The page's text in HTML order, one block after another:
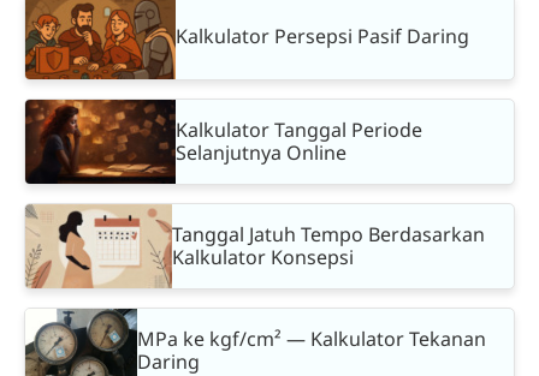
Kalkulator Persepsi Pasif Daring
Kalkulator Tanggal Periode
Selanjutnya Online
Tanggal Jatuh Tempo Berdasarkan
Kalkulator Konsepsi
MPa ke kgf/cm² — Kalkulator Tekanan
Daring